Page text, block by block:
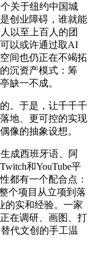
关于纽约中国城
创业障碍，谁就能
以至上百人的团
以或许通过取AI
间也仍正在不竭拓
沉资产模式：筹
缺一不成。
。于是，让千千千
地、更可控的实现
像的抽象设想。
成西班牙语、阿
和YouTube平
都有一个配合点：
个项目从立项到落
的实和经验。一家
在调研、画图、打
代文创的手工温